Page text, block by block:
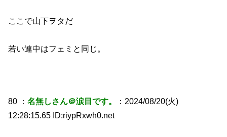
ここで山下ヲタだ
若い連中はフェミと同じ。
80 ：名無しさん＠涙目です。
：2024/08/20(火)
12:28:15.65 ID:riypRxwh0.net